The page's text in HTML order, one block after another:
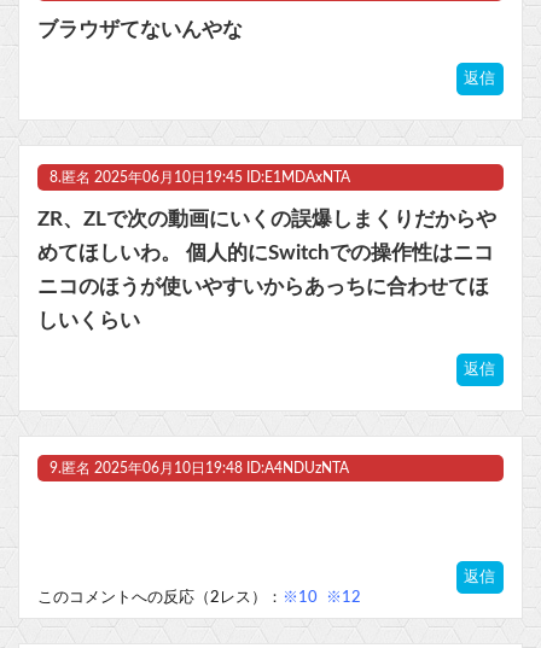
ブラウザてないんやな
返信
8. 匿名 2025年06月10日19:45 ID:E1MDAxNTA
ZR、ZLで次の動画にいくの誤爆しまくりだからや
めてほしいわ。 個人的にSwitchでの操作性はニコ
ニコのほうが使いやすいからあっちに合わせてほ
しいくらい
返信
9. 匿名 2025年06月10日19:48 ID:A4NDUzNTA
返信
このコメントへの反応（2レス）： ※10 ※12